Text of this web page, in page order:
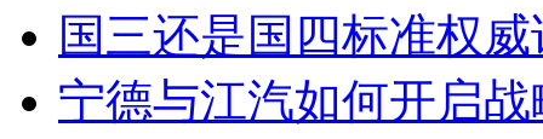
国三还是国四标准权
宁德与江汽如何开启